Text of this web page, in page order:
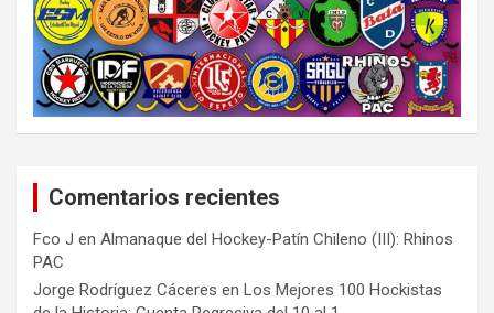
Comentarios recientes
Fco J en Almanaque del Hockey-Patín Chileno (III): Rhinos
PAC
Jorge Rodríguez Cáceres en Los Mejores 100 Hockistas